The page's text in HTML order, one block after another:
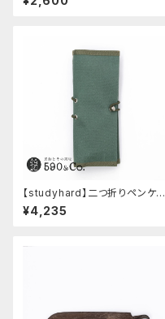
【studyhard】二つ折りペンケー
ス ミニマムコンパクトサイズ
(アクアブルー)
¥4,235